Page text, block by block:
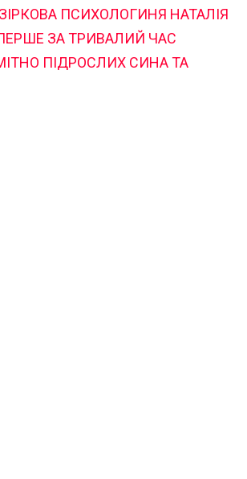
ЗІРКОВА ПСИХОЛОГИНЯ НАТАЛІЯ
ЗА ТРИВАЛИЙ ЧАС
ПІДРОСЛИХ СИНА ТА